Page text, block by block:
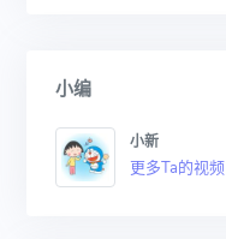
小编
小新
更多Ta的视频